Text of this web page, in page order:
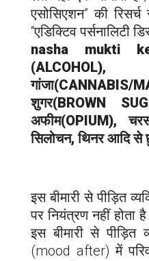
एसोसिएशन” की
“एडिक्टिव पर्सनालिटी
nasha mukti
(ALCOHOL),
गांजा(CANNABIS/
शुगर(BROWN
अफीम(OPIUM),
सिलोचन, थिनर आदि से
इस बीमारी से पीड़ित
पर नियंत्रण नहीं
इस बीमारी से पीड़ित
(mood after) में